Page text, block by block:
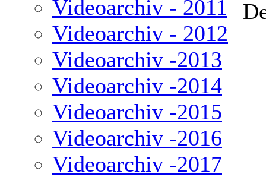
Videoarchiv - 2011
Videoarchiv - 2012
Videoarchiv -2013
Videoarchiv -2014
Videoarchiv -2015
Videoarchiv -2016
Videoarchiv -2017